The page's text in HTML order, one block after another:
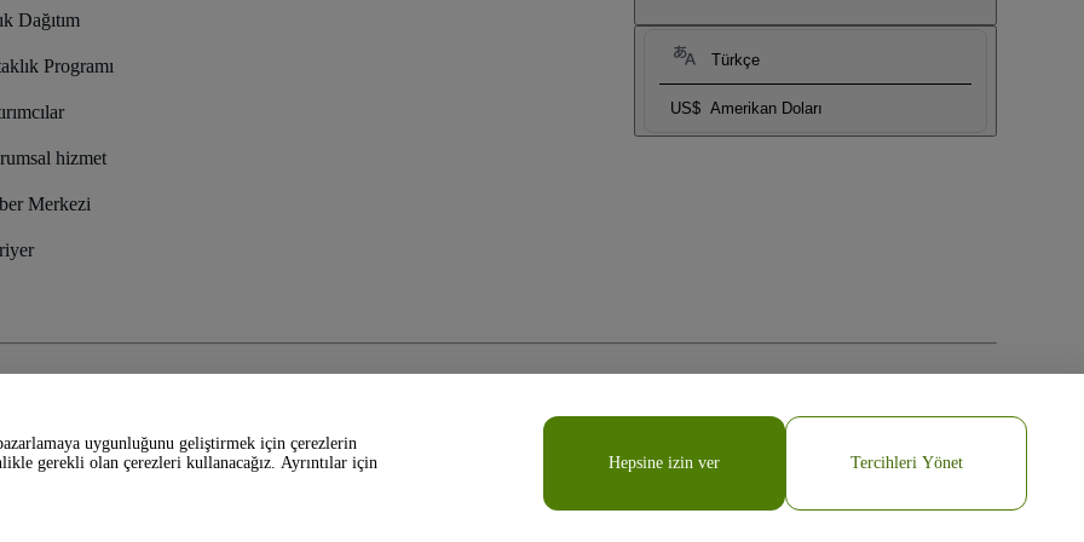
Türkçe
US$ Amerikan Doları
Dağıtım
Programı
hizmet
Merkezi
uygunluğunu geliştirmek için çerezlerin
gerekli olan çerezleri kullanacağız. Ayrıntılar için
Hepsine izin ver Tercihleri Yönet